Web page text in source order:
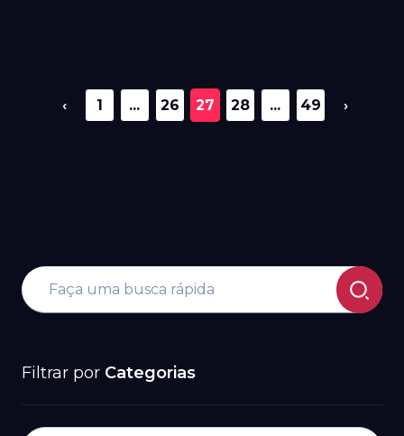
‹ 1 ... 26 27 28 ... 49 ›
Filtrar por Categorias